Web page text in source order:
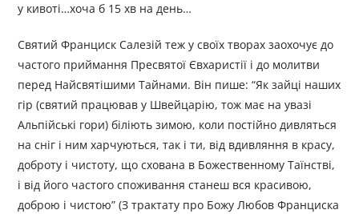
у кивоті…хоча б 15 хв на день…
Святий Франциск Салезій теж у своїх творах заохочує до
частого приймання Пресвятої Євхаристії і до молитви
перед Найсвятішими Тайнами. Він пише: “Як зайці наших
гір (святий працював у Швейцарію, тож має на увазі
Альпійські гори) біліють зимою, коли постійно дивляться
на сніг і ним харчуються, так і ти, від вдивляння в красу,
доброту і чистоту, що схована в Божественному Таїнстві,
і від його частого споживання станеш вся красивою,
доброю і чистою” (З трактату про Божу Любов Франциска